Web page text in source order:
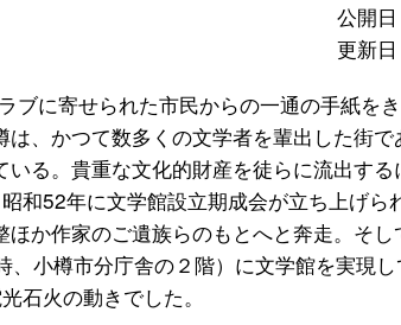
公開
更新
に寄せられた市民からの一通の手紙を
、かつて数多くの文学者を輩出した街で
る。貴重な文化的財産を徒らに流出する
52年に文学館設立期成会が立ち上げら
か作家のご遺族らのもとへと奔走。そ
、小樽市分庁舎の２階）に文学館を実現
石火の動きでした。